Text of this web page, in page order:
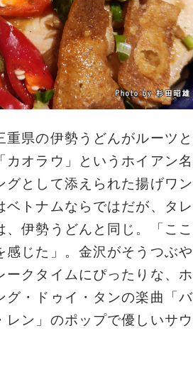
重県の伊勢うどんがルーツと
カオラウ」というホイアン名
グとして添えられた揚げワン
ベトナムならではだが、タレ
、伊勢うどんと同じ。「ここ
感じた」。金沢がそうつぶや
ークタイムにぴったりな、ホ
グ・ドゥイ・タンの楽曲「バ
レン」のポップで優しいサウ